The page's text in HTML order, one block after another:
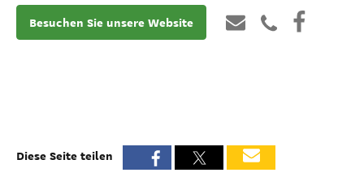
Besuchen Sie unsere Website
Diese Seite teilen